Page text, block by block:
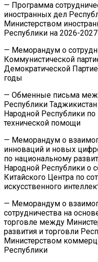
— Программа
иностранных дел
Министерством
Республики на 2026-
— Меморандум о
Коммунистической
Демократической
годы
— Обменные письма
Республики
Народной Республики
технической помощи
— Меморандум о
инноваций и новых
по национальному
Народной Республики о
Китайского Центра по
искусственного
— Меморандум о
сотрудничества на
торговле между
развития и торговли
Министерством
Республики